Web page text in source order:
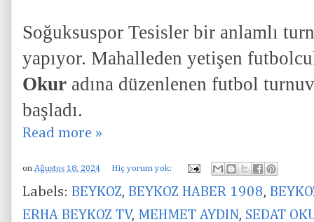
Soğuksuspor Tesisler bir anlamlı
yapıyor. Mahalleden yetişen
Okur adına düzenlenen futbol
başladı.
Read more »
on Ağustos 18, 2024 Hiç yorum yok:
Labels: BEYKOZ, BEYKOZ HABER 1908,
ERHA BEYKOZ TV, MEHMET AYDIN, SEDAT